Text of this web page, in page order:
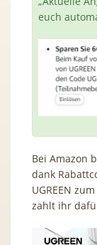
euch
Bei Amazon
dank
UGREEN
zahlt ihr